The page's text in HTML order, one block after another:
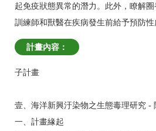
起免疫狀態異常的潛力。此外，瞭解
訓練師和獸醫在疾病發生前給予預防性
計畫內容：
子計畫
壹、海洋新興汙染物之生態毒理研究 -
一、計畫緣起